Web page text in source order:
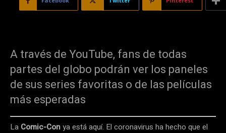
A través de YouTube, fans de todas
partes del globo podrán ver los paneles
de sus series favoritas o de las películas
más esperadas
La Comic-Conya está aquí. El coronavirus ha hecho que el